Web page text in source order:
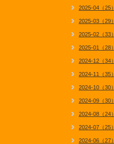
2025-04（25）
2025-03（29）
2025-02（33）
2025-01（28）
2024-12（34）
2024-11（35）
2024-10（30）
2024-09（30）
2024-08（24）
2024-07（25）
2024-06（27）